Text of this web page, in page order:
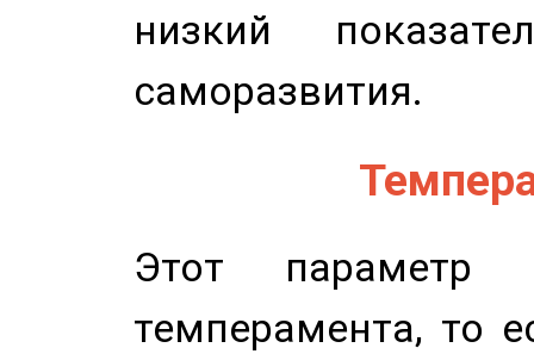
низкий
саморазвития.
Этот параметр
темперамента, то